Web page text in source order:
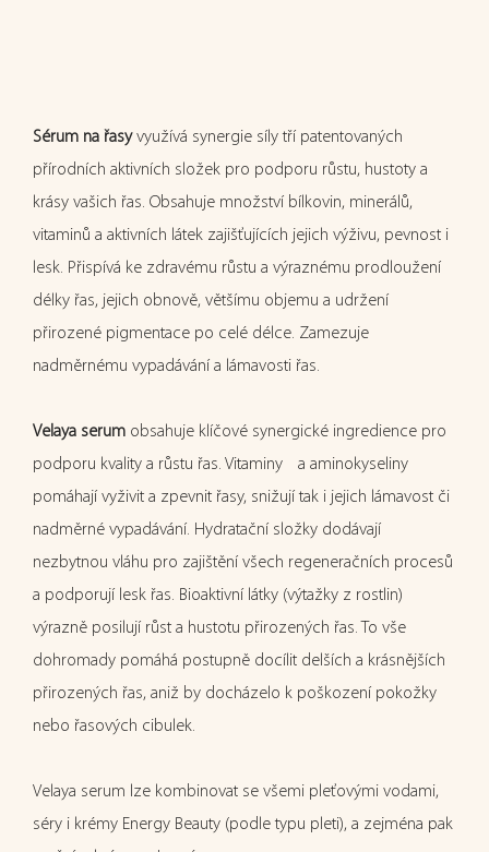
Sérum na řasyvyužívá synergie síly tří patentovaných
přírodních aktivních složek pro podporu růstu, hustoty a
krásy vašich řas. Obsahuje množství bílkovin, minerálů,
vitaminů a aktivních látek zajišťujících jejich výživu, pevnost i
lesk. Přispívá ke zdravému růstu a výraznému prodloužení
délky řas, jejich obnově, většímu objemu a udržení
přirozené pigmentace po celé délce. Zamezuje
nadměrnému vypadávání a lámavosti řas.
Velaya serum obsahuje klíčové synergické ingredience pro
podporu kvality a růstu řas. Vitaminy a aminokyseliny
pomáhají vyživit a zpevnit řasy, snižují tak i jejich lámavost či
nadměrné vypadávání. Hydratační složky dodávají
nezbytnou vláhu pro zajištění všech regeneračních procesů
a podporují lesk řas. Bioaktivní látky (výtažky z rostlin)
výrazně posilují růst a hustotu přirozených řas. To vše
dohromady pomáhá postupně docílit delších a krásnějších
přirozených řas, aniž by docházelo k poškození pokožky
nebo řasových cibulek.
Velaya serum lze kombinovat se všemi pleťovými vodami,
séry i krémy Energy Beauty (podle typu pleti), a zejména pak